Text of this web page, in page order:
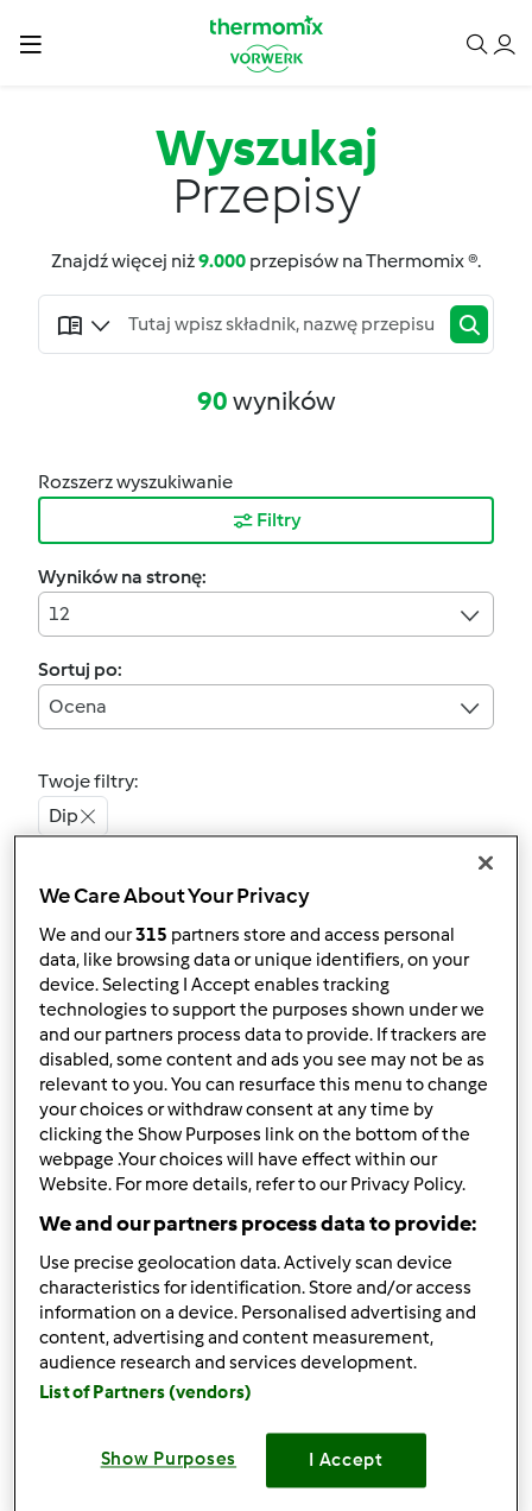
Wyszukaj
Przepisy
Znajdź więcej niż9.000 przepisów na Thermomix ®.
90wyników
Rozszerz wyszukiwanie
Filtry
Wyników na stronę:
12
Sortuj po:
Ocena
Twoje filtry:
Dip
5.0(1)
Pikantne porzeczki
przezGość
0 1 Łatwy 4 1h 0min
5.0(1)
Pesto szpinakowe (BLW
/ rozszerzanie diety)
przezGość
Łatwy
Pesto z bazylii
We Care About Your Privacy
We and our315 partners store and access personal
data, like browsing data or unique identifiers, on your
device. Selecting I Accept enables tracking
technologies to support the purposes shown under we
and our partners process data to provide. If trackers are
disabled, some content and ads you see may not be as
relevant to you. You can resurface this menu to change
your choices or withdraw consent at any time by
clicking the Show Purposes link on the bottom of the
webpage .Your choices will have effect within our
Website. For more details, refer to our Privacy Policy.
We and our partners process data to provide:
Use precise geolocation data. Actively scan device
characteristics for identification. Store and/or access
information on a device. Personalised advertising and
content, advertising and content measurement,
audience research and services development.
List of Partners (vendors)
Show Purposes I Accept